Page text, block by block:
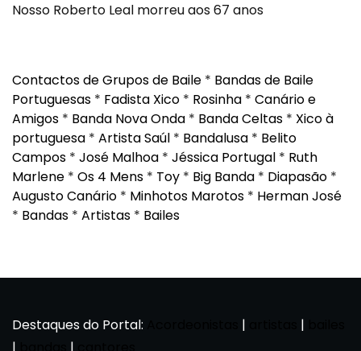
Nosso Roberto Leal morreu aos 67 anos
Contactos de Grupos de Baile * Bandas de Baile
Portuguesas * Fadista Xico * Rosinha * Canário e
Amigos * Banda Nova Onda * Banda Celtas * Xico à
portuguesa * Artista Saúl * Bandalusa * Belito
Campos * José Malhoa * Jéssica Portugal * Ruth
Marlene * Os 4 Mens * Toy * Big Banda * Diapasão *
Augusto Canário * Minhotos Marotos * Herman José
* Bandas * Artistas * Bailes
Destaques do Portal: | |